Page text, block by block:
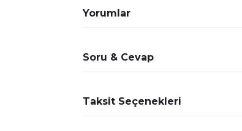
Yorumlar
Soru & Cevap
Taksit Seçenekleri